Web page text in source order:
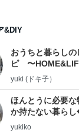
&DIY
おうちと暮らしの
ピ 〜
yuki (ドキ子）
ほんとうに必要な
か持たない暮ら
ep Life Simple◆
yukiko